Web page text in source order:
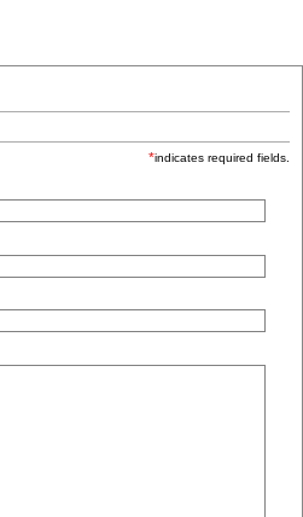
*indicates required fields.